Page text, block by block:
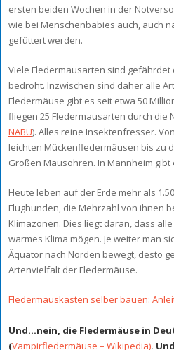
ersten beiden Wochen in der
wie bei Menschenbabies auch, auch
gefüttert werden.
Viele Fledermausarten sind
bedroht. Inzwischen sind daher alle
Fledermäuse gibt es seit etwa 50
fliegen 25 Fledermausarten durch die
NABU). Alles reine Insektenfresser.
leichten Mückenfledermäusen bis zu
Großen Mausohren. In Mannheim gibt
Heute leben auf der Erde mehr als
Flughunden, die Mehrzahl von ihnen
Klimazonen. Dies liegt daran, dass
warmes Klima mögen. Je weiter man
Äquator nach Norden bewegt, desto
Artenvielfalt der Fledermäuse.
Fledermauskasten selber bauen:
Und...nein, die Fledermäuse in
(Vampirfledermäuse – Wikipedia).